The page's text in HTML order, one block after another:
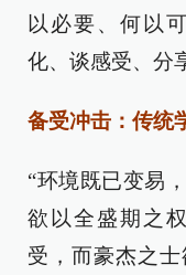
以必要、何以
化、谈感受、分
备受冲击：传统
“环境既已变易
欲以全盛期之
受，而豪杰之